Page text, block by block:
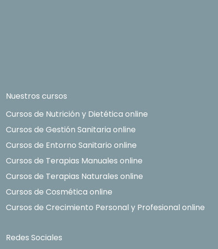
Nuestros cursos
Cursos de Nutrición y Dietética online
Cursos de Gestión Sanitaria online
Cursos de Entorno Sanitario online
Cursos de Terapias Manuales online
Cursos de Terapias Naturales online
Cursos de Cosmética online
Cursos de Crecimiento Personal y Profesional online
Redes Sociales